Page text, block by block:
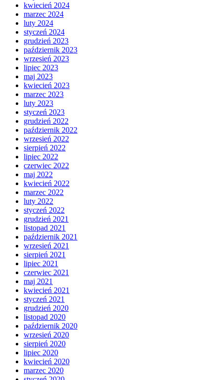
kwiecień 2024
marzec 2024
luty 2024
styczeń 2024
grudzień 2023
październik 2023
wrzesień 2023
lipiec 2023
maj 2023
kwiecień 2023
marzec 2023
luty 2023
styczeń 2023
grudzień 2022
październik 2022
wrzesień 2022
sierpień 2022
lipiec 2022
czerwiec 2022
maj 2022
kwiecień 2022
marzec 2022
luty 2022
styczeń 2022
grudzień 2021
listopad 2021
październik 2021
wrzesień 2021
sierpień 2021
lipiec 2021
czerwiec 2021
maj 2021
kwiecień 2021
styczeń 2021
grudzień 2020
listopad 2020
październik 2020
wrzesień 2020
sierpień 2020
lipiec 2020
kwiecień 2020
marzec 2020